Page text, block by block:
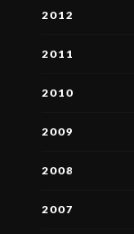
2012
2011
2010
2009
2008
2007